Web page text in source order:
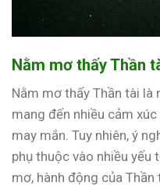
Nằm mơ thấy Thần
Nằm mơ thấy Thần tài là
mang đến nhiều cảm
may mắn. Tuy nhiên, ý
phụ thuộc vào nhiều yếu
mơ, hành động của